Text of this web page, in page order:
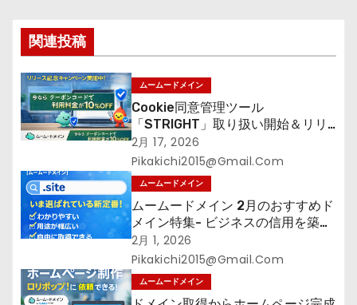
ョ
ン
関連投稿
ムームードメイン
Cookie同意管理ツール
「STRIGHT」取り扱い開始＆リリ
ース記念キャンペーン【ムームード
メイン】
2月 17, 2026
Pikakichi2015@gmail.com
ムームードメイン
ムームードメイン 2月のおすすめド
メイン特集- ビジネスの信用を築く
――そのすべての起点となるのが独
自ドメイン
2月 1, 2026
Pikakichi2015@gmail.com
ムームードメイン